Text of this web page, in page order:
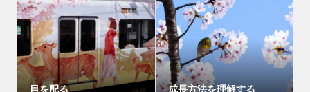
目を配る 成長方法を理解する